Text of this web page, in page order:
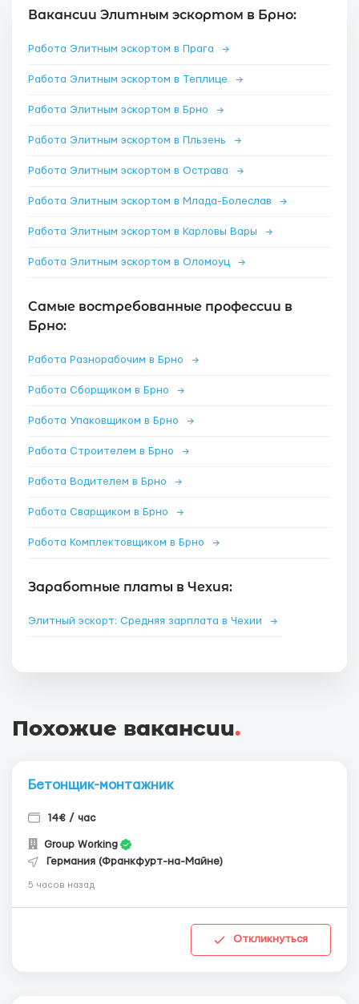
Вакансии Элитным эскортом в Брно:
Работа Элитным эскортом в Прага →
Работа Элитным эскортом в Теплице →
Работа Элитным эскортом в Брно →
Работа Элитным эскортом в Пльзень →
Работа Элитным эскортом в Острава →
Работа Элитным эскортом в Млада-Болеслав →
Работа Элитным эскортом в Карловы Вары →
Работа Элитным эскортом в Оломоуц →
Самые востребованные профессии в
Брно:
Работа Разнорабочим в Брно →
Работа Сборщиком в Брно →
Работа Упаковщиком в Брно →
Работа Строителем в Брно →
Работа Водителем в Брно →
Работа Сварщиком в Брно →
Работа Комплектовщиком в Брно →
Заработные платы в Чехия:
Элитный эскорт: Средняя зарплата в Чехии →
Похожие вакансии.
Бетонщик-монтажник
14€ / час
Group Working
Германия (Франкфурт-на-Майне)
5 часов назад
Откликнуться